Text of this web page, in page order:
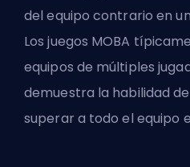
del equipo contrario en
Los juegos MOBA
equipos de múltiples
demuestra la habilidad
superar a todo el equipo